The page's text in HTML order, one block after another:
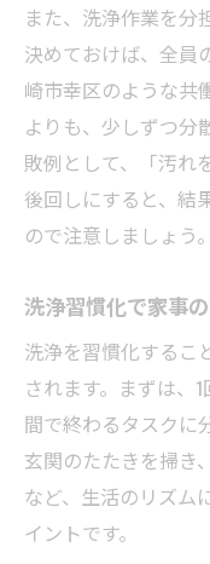
また、洗浄作業を分
決めておけば、全員
崎市幸区のような共
よりも、少しずつ分
敗例として、「汚れ
後回しにすると、結
ので注意しましょう。
洗浄習慣化で家事
洗浄を習慣化するこ
されます。まずは、
間で終わるタスクに
玄関のたたきを掃き
など、生活のリズム
イントです。